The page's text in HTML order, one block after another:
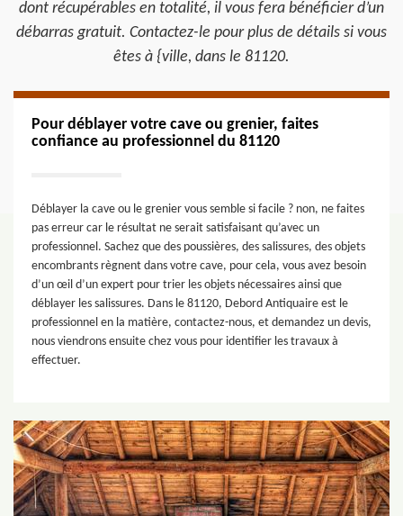
dont récupérables en totalité, il vous fera bénéficier d’un
débarras gratuit. Contactez-le pour plus de détails si vous
êtes à {ville, dans le 81120.
Pour déblayer votre cave ou grenier, faites
confiance au professionnel du 81120
Déblayer la cave ou le grenier vous semble si facile ? non, ne faites
pas erreur car le résultat ne serait satisfaisant qu’avec un
professionnel. Sachez que des poussières, des salissures, des objets
encombrants règnent dans votre cave, pour cela, vous avez besoin
d’un œil d’un expert pour trier les objets nécessaires ainsi que
déblayer les salissures. Dans le 81120, Debord Antiquaire est le
professionnel en la matière, contactez-nous, et demandez un devis,
nous viendrons ensuite chez vous pour identifier les travaux à
effectuer.